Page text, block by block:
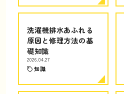
洗濯機排水あふれる
原因と修理方法の基
礎知識
2026.04.27
知識